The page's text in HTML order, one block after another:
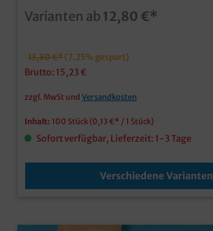
Varianten ab 12,80 €*
13,80 €* (7.25% gespart)
Brutto: 15,23 €
zzgl. MwSt und Versandkosten
Inhalt: 100 Stück (0,13 €* / 1 Stück)
Sofort verfügbar, Lieferzeit: 1-3 Tage
Verschiedene Varianten